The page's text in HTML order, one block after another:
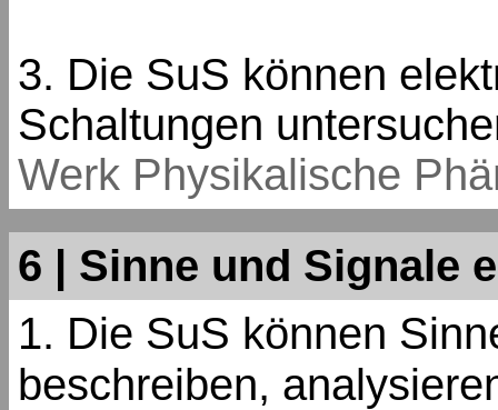
3. Die SuS können
Schaltungen
Werk Physikalische
6 | Sinne und Signale
1. Die SuS können
beschreiben,